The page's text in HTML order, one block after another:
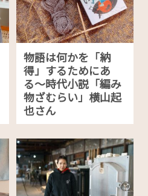
物語は何かを「納
得」するためにあ
る〜時代小説「編み
物ざむらい」横山起
也さん